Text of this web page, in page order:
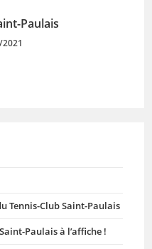
Paulais
Tennis-Club Saint-Paulais
Paulais à l’affiche !